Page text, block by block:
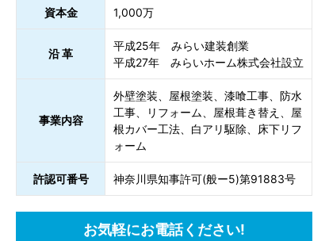
資本金 1,000万
沿 革
平成25年 みらい建装創業
平成27年 みらいホーム株式会社設立
事業内容
外壁塗装、屋根塗装、漆喰工事、防水
工事、リフォーム、屋根葺き替え、屋
根カバー工法、白アリ駆除、床下リフ
ォーム
許認可番号 神奈川県知事許可(般ー5)第91883号
お気軽にお電話ください!